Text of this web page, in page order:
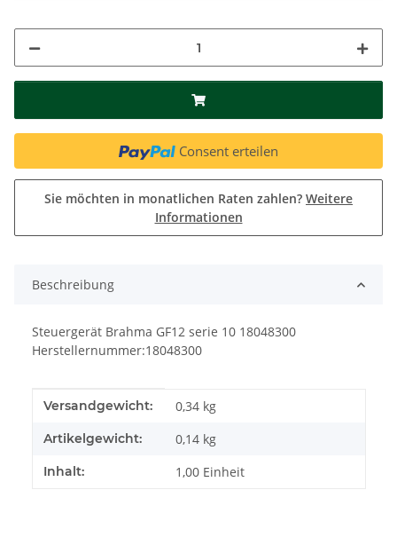
Consent erteilen
Sie möchten in monatlichen Raten zahlen? Weitere
Informationen
Beschreibung
Steuergerät Brahma GF12 serie 10 18048300
Herstellernummer:18048300
Produkteigenschaft
Wert
Versandgewicht: 0,34 kg
Artikelgewicht: 0,14 kg
Inhalt: 1,00 Einheit